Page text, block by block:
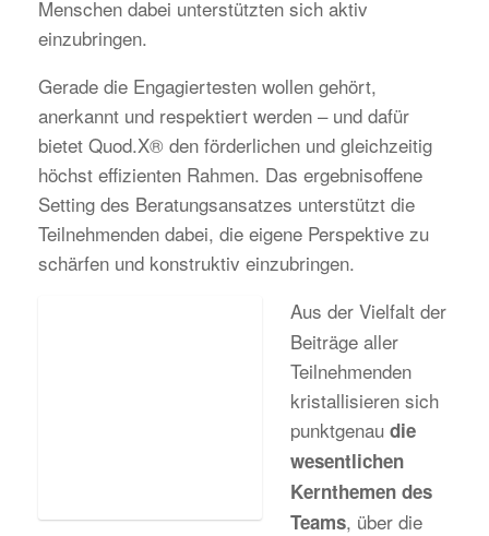
Menschen dabei unterstützten sich aktiv
einzubringen.
Gerade die Engagiertesten wollen gehört,
anerkannt und respektiert werden – und dafür
bietet Quod.X® den förderlichen und gleichzeitig
höchst effizienten Rahmen. Das ergebnisoffene
Setting des Beratungsansatzes unterstützt die
Teilnehmenden dabei, die eigene Perspektive zu
schärfen und konstruktiv einzubringen.
Aus der Vielfalt der
Beiträge aller
Teilnehmenden
kristallisieren sich
punktgenau die
wesentlichen
Kernthemen des
Teams, über die